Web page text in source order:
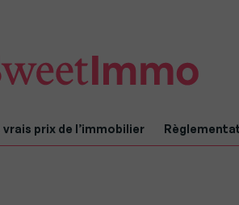
vrais prix de l’immobilier